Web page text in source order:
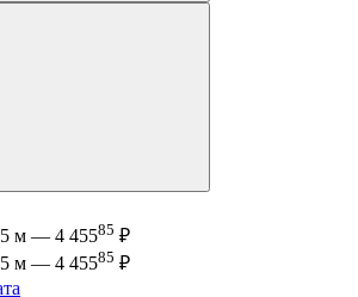
5 м — 4 45585 ₽
5 м — 4 45585 ₽